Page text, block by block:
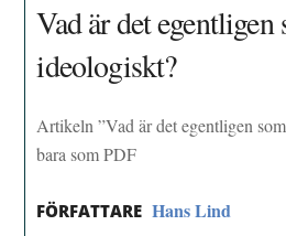
Vad är det egentligen
ideologiskt?
Artikeln ”Vad är det egentligen
bara som PDF
FÖRFATTARE Hans Lind